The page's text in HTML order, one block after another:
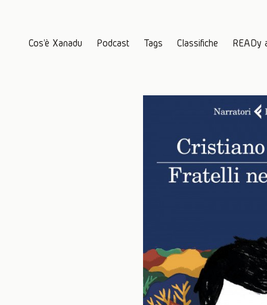
Cos'è Xanadu Podcast Tags Classifiche READy